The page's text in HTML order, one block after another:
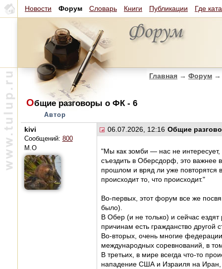
Новости Форум Словарь Книги Публикации Где
Главная → Форум →
Общие разговоры о ФК - 6
Автор
kivi
Сообщений: 800
М.О
06.07.2026, 12:16 Общие
"Мы как зомби — нас не
съездить в Оберсдорф, это важнее
прошлом и вряд ли уже
происходит то, что происходит."
Во-первых, этот форум все же
было).
В Обер (и не только) и сейчас
причинам есть гражданство другой
Во-вторых, очень многие
международных соревнований, в
В третьих, в мире всегда что-то
нападение США и Израиля на Иран,